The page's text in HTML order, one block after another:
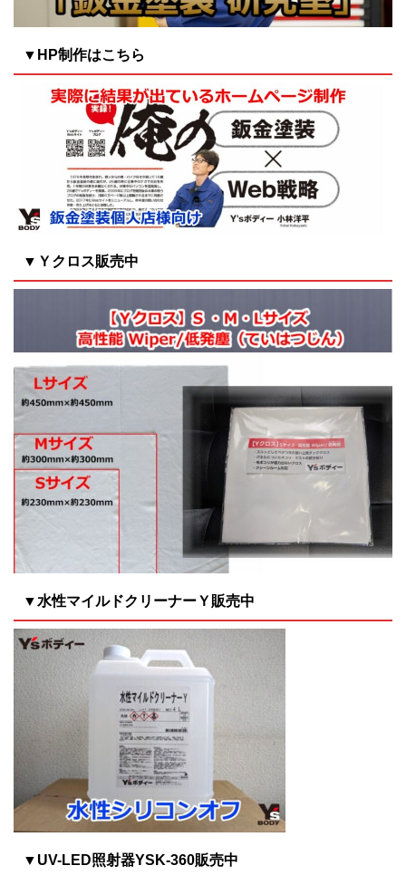
▼HP制作はこちら
▼Ｙクロス販売中
▼水性マイルドクリーナーＹ販売中
▼UV-LED照射器YSK-360販売中